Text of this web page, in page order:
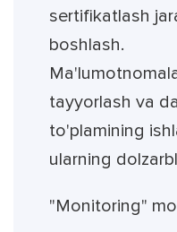
sertifikatlash
boshlash.
tayyorlash va
to'plamining
ularning
"Monitoring"